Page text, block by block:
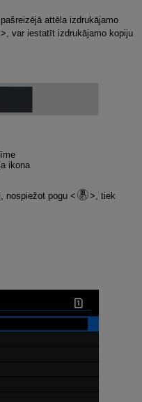
attēla izdrukājamo
, var iestatīt izdrukājamo kopiju
ikona
nospiežot pogu
, tiek